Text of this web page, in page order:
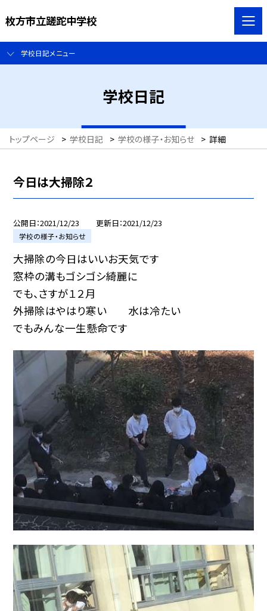
枚方市立蹉跎中学校
学校日記メニュー
学校日記
トップページ > 学校日記 > 学校の様子・お知らせ > 詳細
今日は大掃除２
公開日 2021/12/23 更新日 2021/12/23
学校の様子・お知らせ
大掃除の今日はいいお天気です
窓枠の溝もゴシゴシ綺麗に
でも、さすが１２月
外掃除はやはり寒い 水は冷たい
でもみんな一生懸命です